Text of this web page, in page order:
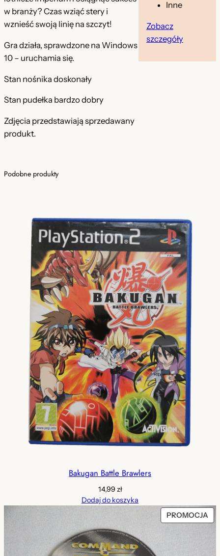
z
ł
.
w branży? Czas wziąć stery i
wznieść swoją linię na szczyt!
Gra działa, sprawdzone na Windows
10 – uruchamia się.
Stan nośnika doskonały
Stan pudełka bardzo dobry
Zdjęcia przedstawiają sprzedawany
produkt.
Inne
Zobacz
szczegóły
Podobne produkty
Bakugan Battle Brawlers
14,99 zł
Dodaj do koszyka
PROMOCJA
W